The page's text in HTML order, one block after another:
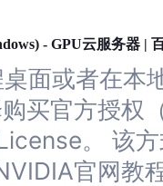
百度智能云客悦
大模型驱动的服务营销
九州·政务大模型原
构建“1+1+5+∞”政务大
- GPU云服务器 |
面或者在本
买官方授权
。 该
官网教